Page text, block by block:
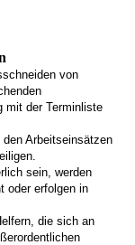
von
mit der Terminliste
Arbeitseinsätzen
sein, werden
oder erfolgen in
die sich an